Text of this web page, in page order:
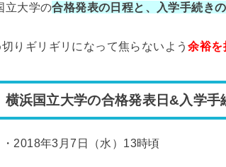
立大学の合格発表の日程と、入学手続き
りギリギリになって焦らないよう余裕を
横浜国立大学の合格発表日&入学手
・2018年3月7日（水）13時頃